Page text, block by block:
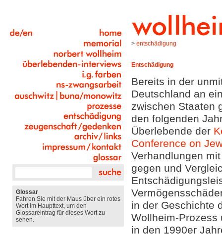
Glossar
Fahren Sie mit der Maus über ein rotes
Wort im Haupttext, um den
Glossareintrag für dieses Wort zu
sehen.
> entschädigung
Entschädigung
Bereits in der
Deutschland an
zwischen Staaten
den folgenden
Überlebende der
Conference on
Verhandlungen
gegen und
in der Geschichte
Wollheim-
in den 1990er